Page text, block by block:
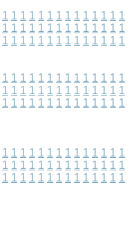
1 1 1 1 1 1 1 1 1 1 1 1 1 1
1 1 1 1 1 1 1 1 1 1 1 1 1 1
1 1 1 1 1 1 1 1 1 1 1 1 1 1
1 1 1 1 1 1 1 1 1 1 1 1 1 1
1 1 1 1 1 1 1 1 1 1 1 1 1 1
1 1 1 1 1 1 1 1 1 1 1 1 1 1
1 1 1 1 1 1 1 1 1 1 1 1 1 1
1 1 1 1 1 1 1 1 1 1 1 1 1 1
1 1 1 1 1 1 1 1 1 1 1 1 1 1